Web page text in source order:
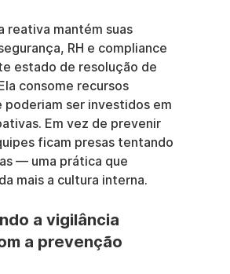
reativa mantém suas
RH e compliance
estado de resolução de
consome recursos
poderiam ser investidos em
Em vez de prevenir
ficam presas tentando
— uma prática que
mais a cultura interna.
a vigilância
a prevenção